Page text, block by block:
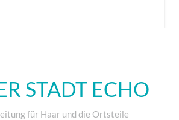
STADT ECHO
für Haar und die Ortsteile